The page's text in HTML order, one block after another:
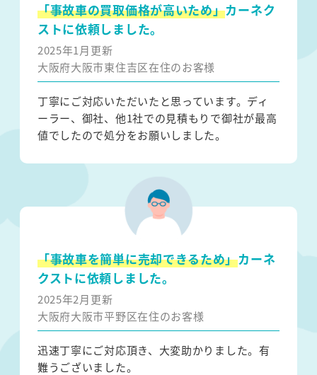
「事故車の買取価格が高いため」カーネク
ストに依頼しました。
2025年1月更新
大阪府大阪市東住吉区在住のお客様
丁寧にご対応いただいたと思っています。ディ
ーラー、御社、他1社での見積もりで御社が最高
値でしたので処分をお願いしました。
「事故車を簡単に売却できるため」カーネ
クストに依頼しました。
2025年2月更新
大阪府大阪市平野区在住のお客様
迅速丁寧にご対応頂き、大変助かりました。有
難うございました。